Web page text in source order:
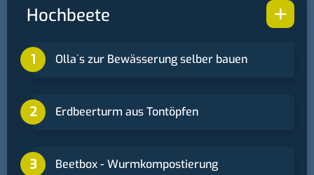
+
Hochbeete
Ollaˋs zur Bewässerung selber bauen
Erdbeerturm aus Tontöpfen
Beetbox - Wurmkompostierung